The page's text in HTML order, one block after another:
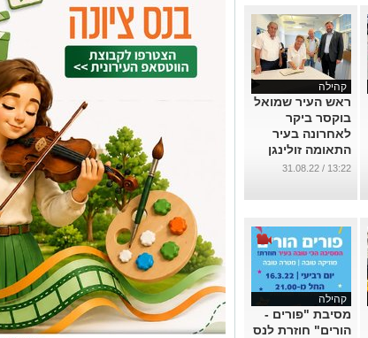
קהילה
ראש העיר שמואל
בוקסר ביקר
לאחרונה בעיר
התאומה זולינגן
...
13:22 / 31.08.22
קהילה
מסיבת "פורים -
הורים" חוזרת לנס